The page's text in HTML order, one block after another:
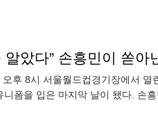
후 8시 서울월드컵경기장에서 열
폼을 입은 마지막 날이 됐다. 손흥